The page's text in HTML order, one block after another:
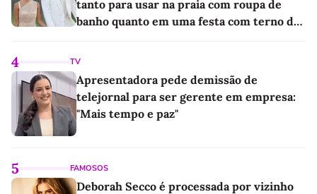
tanto para usar na praia com roupa de
banho quanto em uma festa com terno de
4 TV
Apresentadora pede demissão de
telejornal para ser gerente em empresa:
"Mais tempo e paz"
5 FAMOSOS
Deborah Secco é processada por vizinho